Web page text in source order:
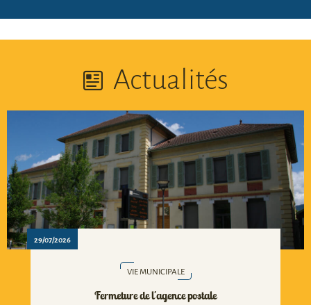
Actualités
29/07/2026
VIE MUNICIPALE
Fermeture de l'agence postale